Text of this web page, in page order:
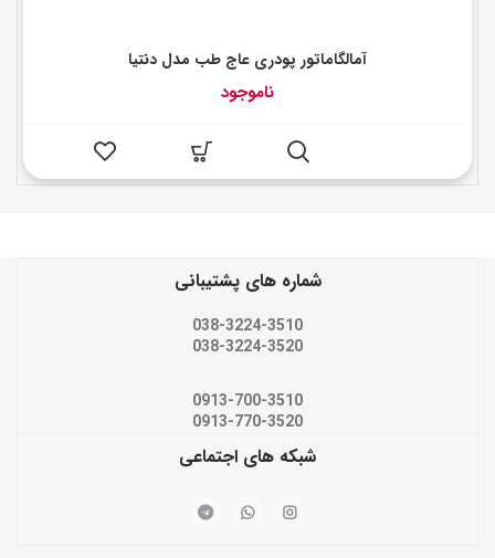
آمالگاماتور پودری عاج طب مدل دنتیا
ناموجود
شماره های پشتیبانی
038-3224-3510
038-3224-3520
0913-700-3510
0913-770-3520
شبکه های اجتماعی